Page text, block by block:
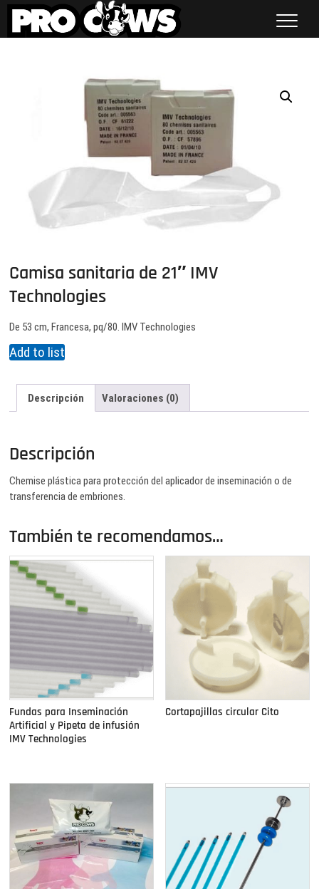
Saltar
contenido
Camisa sanitaria de 21″ IMV
Technologies
De 53 cm, Francesa, pq/80. IMV Technologies
Add to list
Descripción Valoraciones (0)
Descripción
Chemise plástica para protección del aplicador de inseminación o de
transferencia de embriones.
También te recomendamos…
Fundas para Inseminación
Artificial y Pipeta de infusión
IMV Technologies
Cortapajillas circular Cito